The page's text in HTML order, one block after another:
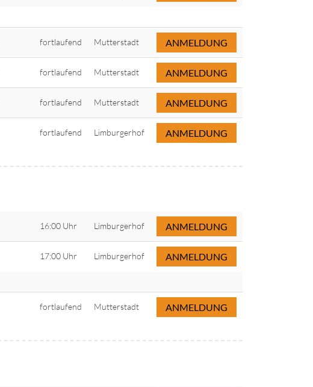
fortlaufend Mutterstadt ANMELDUNG
fortlaufend Mutterstadt ANMELDUNG
fortlaufend Mutterstadt ANMELDUNG
fortlaufend Limburgerhof ANMELDUNG
16:00 Uhr Limburgerhof ANMELDUNG
17:00 Uhr Limburgerhof ANMELDUNG
fortlaufend Mutterstadt ANMELDUNG